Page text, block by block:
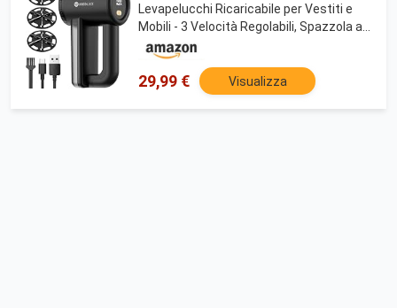
Levapelucchi Ricaricabile per Vestiti e
Mobili - 3 Velocità Regolabili, Spazzola a 6
Lame, Display a LED, Ricarica USB (Nero)
29,99 € Visualizza